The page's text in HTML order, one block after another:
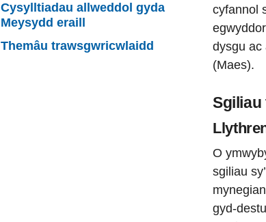
Cysylltiadau allweddol gyda
Meysydd eraill
Themâu trawsgwricwlaidd
cyfannol
dysgu ac
(Maes).
O
sgiliau
gyd-